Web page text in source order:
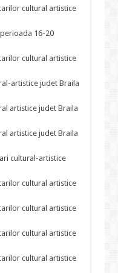
cultural artistice
16-20
cultural artistice
artistice judet Braila
artistice judet Braila
artistice judet Braila
cultural-artistice
cultural artistice
cultural artistice
cultural artistice
cultural artistice